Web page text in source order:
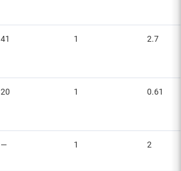
41 1 2.7
20 1 0.61
— 1 2